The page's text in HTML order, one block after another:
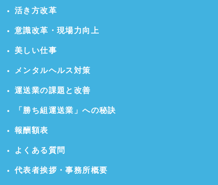
活き方改革
意識改革・現場力向上
美しい仕事
メンタルヘルス対策
運送業の課題と改善
「勝ち組運送業」への秘訣
報酬額表
よくある質問
代表者挨拶・事務所概要